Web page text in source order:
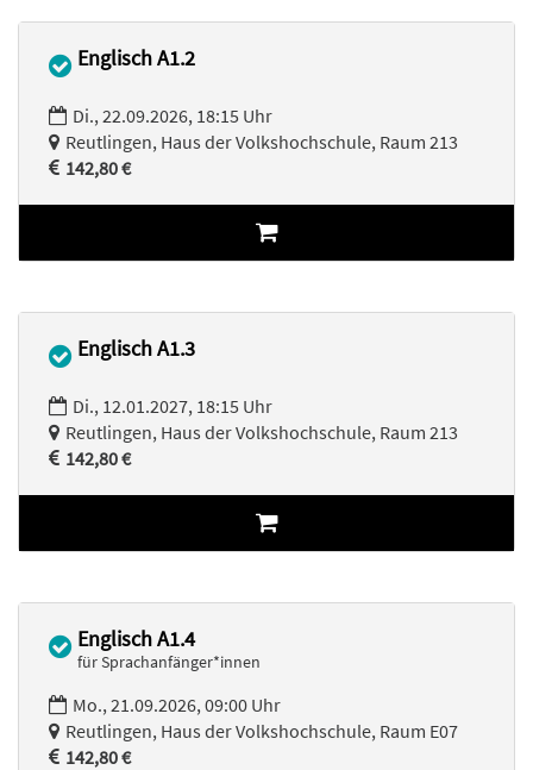
Englisch A1.2
Di., 22.09.2026, 18:15 Uhr
Reutlingen, Haus der Volkshochschule, Raum 213
142,80 €
Englisch A1.3
Di., 12.01.2027, 18:15 Uhr
Reutlingen, Haus der Volkshochschule, Raum 213
142,80 €
Englisch A1.4
für Sprachanfänger*innen
Mo., 21.09.2026, 09:00 Uhr
Reutlingen, Haus der Volkshochschule, Raum E07
142,80 €